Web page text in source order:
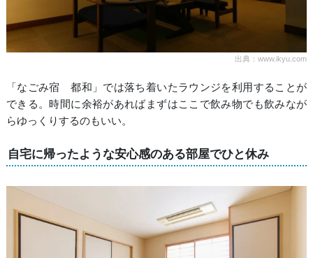
出典：www.ikyu.com
「なごみ宿 都和」では落ち着いたラウンジを利用することが
できる。時間に余裕があればまずはここで飲み物でも飲みなが
らゆっくりするのもいい。
自宅に帰ったような安心感のある部屋でひと休み